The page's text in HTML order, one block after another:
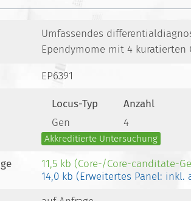
Umfassendes
Ependymome mit 4 kuratierten
EP6391
Locus-Typ
Anzahl
Gen
4
Akkreditierte Untersuchung
11,5 kb (Core-/Core-canditate-
14,0 kb (Erweitertes Panel: